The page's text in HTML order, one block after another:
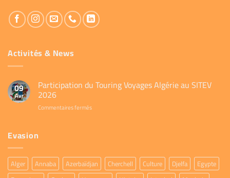
Activités & News
09
Avr
Participation du Touring Voyages Algérie au SITEV
2026
Commentaires ferméssur
au
SITEV
Evasion
Alger Annaba Azerbaïdjan Cherchell Culture Djelfa
Egypte